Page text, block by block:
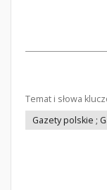
Temat i słowa
Gazety polskie ;